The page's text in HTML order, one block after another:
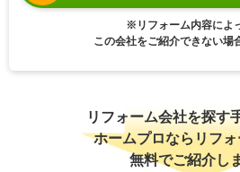
※リフォーム内容によ
この会社をご紹介できない場
リフォーム会社を探す
ホームプロならリフ
無料でご紹介し